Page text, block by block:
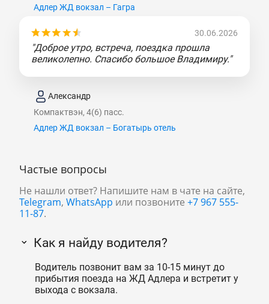
Адлер ЖД вокзал – Гагра
30.06.2026
"Доброе утро, встреча, поездка прошла
великолепно. Спасибо большое Владимиру."
Александр
Компактвэн, 4(6) пасс.
Адлер ЖД вокзал – Богатырь отель
Частые вопросы
Не нашли ответ? Напишите нам в чате на сайте,
Telegram, WhatsApp или позвоните +7 967 555-
11-87.
Как я найду водителя?
Водитель позвонит вам за 10-15 минут до
прибытия поезда на ЖД Адлера и встретит у
выхода с вокзала.